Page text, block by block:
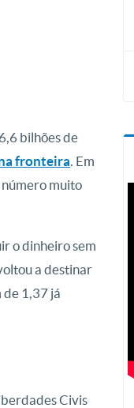
bilhões de
fronteira. Em
muito
o dinheiro sem
a destinar
de 1,37 já
Civis